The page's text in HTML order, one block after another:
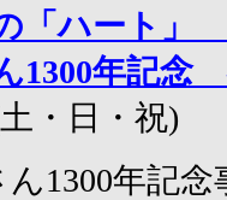
「ハート」
1300年記念
・日・祝)
ん1300年記